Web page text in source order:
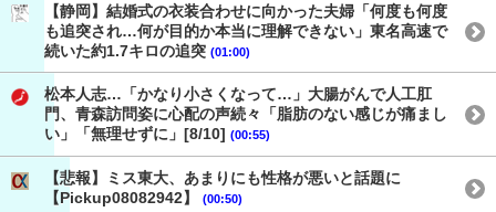
【静岡】結婚式の衣装合わせに向かった夫婦「何度も何度
も追突され…何が目的か本当に理解できない」東名高速で
続いた約1.7キロの追突 (01:00)
松本人志…「かなり小さくなって…」大腸がんで人工肛
門、青森訪問姿に心配の声続々「脂肪のない感じが痛まし
い」「無理せずに」[8/10] (00:55)
【悲報】ミス東大、あまりにも性格が悪いと話題に
【Pickup08082942】
(00:50)